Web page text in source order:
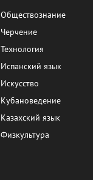
Обществознание
Черчение
Технология
Испанский язык
Искусство
Кубановедение
Казахский язык
Физкультура